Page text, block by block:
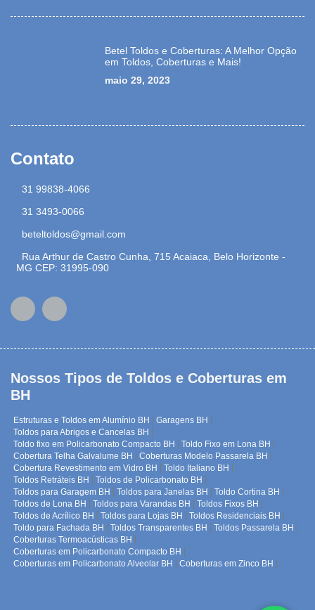
Betel Toldos e Coberturas: A Melhor Opção
em Toldos, Coberturas e Mais!
maio 29, 2023
Contato
31 99838-4066
31 3493-0066
beteltoldos@gmail.com
Rua Arthur de Castro Cunha, 715 Acaiaca, Belo Horizonte -
MG CEP: 31995-090
Nossos Tipos de Toldos e Coberturas em
BH
Estruturas e Toldos em Alumínio BH
Garagens BH
Toldos para Abrigos e Cancelas BH
Toldo fixo em Policarbonato Compacto BH
Toldo Fixo em Lona BH
Cobertura Telha Galvalume BH
Coberturas Modelo Passarela BH
Cobertura Revestimento em Vidro BH
Toldo Italiano BH
Toldos Retráteis BH
Toldos de Policarbonato BH
Toldos para Garagem BH
Toldos para Janelas BH
Toldo Cortina BH
Toldos de Lona BH
Toldos para Varandas BH
Toldos Fixos BH
Toldos de Acrílico BH
Toldos para Lojas BH
Toldos Residenciais BH
Toldo para Fachada BH
Toldos Transparentes BH
Toldos Passarela BH
Coberturas Termoacústicas BH
Coberturas em Policarbonato Compacto BH
Coberturas em Policarbonato Alveolar BH
Coberturas em Zinco BH